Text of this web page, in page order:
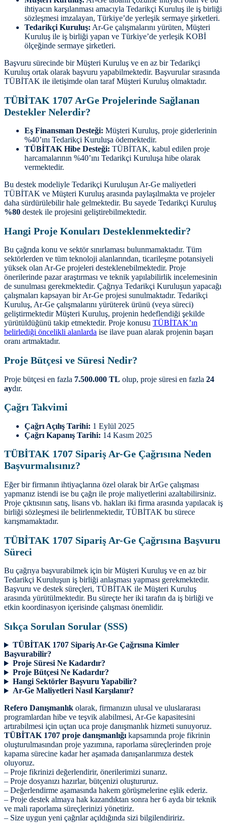
ihtiyacın karşılanması amacıyla Tedarikçi Kuruluş ile iş birliği
sözleşmesi imzalayan, Türkiye’de yerleşik sermaye şirketleri.
Tedarikçi Kuruluş: Ar-Ge çalışmalarını yürüten, Müşteri
Kuruluş ile iş birliği yapan ve Türkiye’de yerleşik KOBİ
ölçeğinde sermaye şirketleri.
Başvuru sürecinde bir Müşteri Kuruluş ve en az bir Tedarikçi
Kuruluş ortak olarak başvuru yapabilmektedir. Başvurular sırasında
TÜBİTAK ile iletişimde olan taraf Müşteri Kuruluş olmaktadır.
TÜBİTAK 1707 ArGe Projelerinde Sağlanan
Destekler Nelerdir?
Eş Finansman Desteği: Müşteri Kuruluş, proje giderlerinin
%40’ını Tedarikçi Kuruluşa ödemektedir.
TÜBİTAK Hibe Desteği: TÜBİTAK, kabul edilen proje
harcamalarının %40’ını Tedarikçi Kuruluşa hibe olarak
vermektedir.
Bu destek modeliyle Tedarikçi Kuruluşun Ar-Ge maliyetleri
TÜBİTAK ve Müşteri Kuruluş arasında paylaşılmakta ve projeler
daha sürdürülebilir hale gelmektedir. Bu sayede Tedarikçi Kuruluş
%80 destek ile projesini geliştirebilmektedir.
Hangi Proje Konuları Desteklenmektedir?
Bu çağrıda konu ve sektör sınırlaması bulunmamaktadır. Tüm
sektörlerden ve tüm teknoloji alanlarından, ticarileşme potansiyeli
yüksek olan Ar-Ge projeleri desteklenebilmektedir. Proje
önerilerinde pazar araştırması ve teknik yapılabilirlik incelemesinin
de sunulması gerekmektedir. Çağrıya Tedarikçi Kuruluşun yapacağı
çalışmaları kapsayan bir Ar-Ge projesi sunulmaktadır. Tedarikçi
Kuruluş, Ar-Ge çalışmalarını yürüterek ürünü (veya süreci)
geliştirmektedir Müşteri Kuruluş, projenin hedeflendiği şekilde
yürütüldüğünü takip etmektedir. Proje konusu TÜBİTAK’ın
belirlediği öncelikli alanlarda ise ilave puan alarak projenin başarı
oranı artmaktadır.
Proje Bütçesi ve Süresi Nedir?
Proje bütçesi en fazla 7.500.000 TL olup, proje süresi en fazla 24
aydır.
Çağrı Takvimi
Çağrı Açılış Tarihi: 1 Eylül 2025
Çağrı Kapanış Tarihi: 14 Kasım 2025
TÜBİTAK 1707 Sipariş Ar-Ge Çağrısına Neden
Başvurmalısınız?
Eğer bir firmanın ihtiyaçlarına özel olarak bir ArGe çalışması
yapmanız istendi ise bu çağrı ile proje maliyetlerini azaltabilirsiniz.
Proje çıktısının satış, lisans vb. hakları iki firma arasında yapılacak iş
birliği sözleşmesi ile belirlenmektedir, TÜBİTAK bu sürece
karışmamaktadır.
TÜBİTAK 1707 Sipariş Ar-Ge Çağrısına Başvuru
Süreci
Bu çağrıya başvurabilmek için bir Müşteri Kuruluş ve en az bir
Tedarikçi Kuruluşun iş birliği anlaşması yapması gerekmektedir.
Başvuru ve destek süreçleri, TÜBİTAK ile Müşteri Kuruluş
arasında yürütülmektedir. Bu süreçte her iki tarafın da iş birliği ve
etkin koordinasyon içerisinde çalışması önemlidir.
Sıkça Sorulan Sorular (SSS)
TÜBİTAK 1707 Sipariş Ar-Ge Çağrısına Kimler
Başvurabilir?
Proje Süresi Ne Kadardır?
Proje Bütçesi Ne Kadardır?
Hangi Sektörler Başvuru Yapabilir?
Ar-Ge Maliyetleri Nasıl Karşılanır?
Refero Danışmanlık olarak, firmanızın ulusal ve uluslararası
programlardan hibe ve teşvik alabilmesi, Ar-Ge kapasitesini
artırabilmesi için uçtan uca proje danışmanlık hizmeti sunuyoruz.
TÜBİTAK 1707 proje danışmanlığı kapsamında proje fikrinin
oluşturulmasından proje yazımına, raporlama süreçlerinden proje
kapama sürecine kadar her aşamada danışanlarımıza destek
oluyoruz.
– Proje fikrinizi değerlendirir, önerilerimizi sunarız.
– Proje dosyanızı hazırlar, bütçenizi oluştururuz.
– Değerlendirme aşamasında hakem görüşmelerine eşlik ederiz.
– Proje destek almaya hak kazandıktan sonra her 6 ayda bir teknik
ve mali raporlama süreçlerinizi yönetiriz.
– Size uygun yeni çağrılar açıldığında sizi bilgilendiririz.